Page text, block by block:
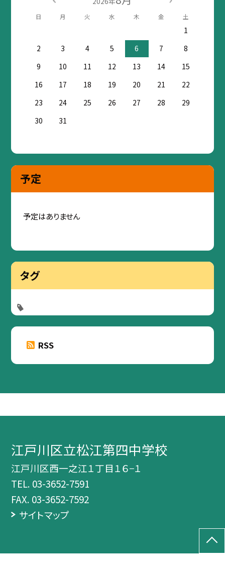
日 月 火 水 木 金 土
1
2
3 4 5 6 7
8
9
10 11 12 13 14
15
16
17 18 19 20 21
22
23
24 25 26 27 28
29
30
31
予定
予定はありません
タグ
RSS
江戸川区立松江第四中学校
江戸川区西一之江１丁目１６−１
TEL. 03-3652-7591
FAX. 03-3652-7592
サイトマップ